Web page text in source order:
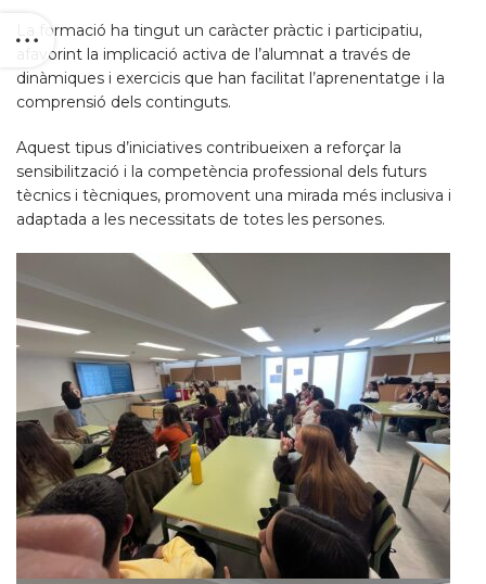
La formació ha tingut un caràcter pràctic i participatiu,
afavorint la implicació activa de l’alumnat a través de
dinàmiques i exercicis que han facilitat l’aprenentatge i la
comprensió dels continguts.
Aquest tipus d’iniciatives contribueixen a reforçar la
sensibilització i la competència professional dels futurs
tècnics i tècniques, promovent una mirada més inclusiva i
adaptada a les necessitats de totes les persones.